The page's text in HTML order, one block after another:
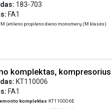
183-703
FA1
(etileno propileno dieno monomerų (M klasės)
komplektas, kompresorius
KT110006
FA1
komplektas KT110006E